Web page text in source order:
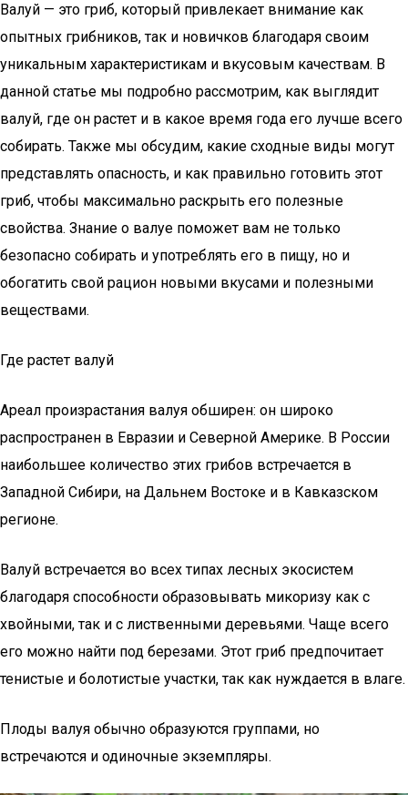
Валуй — это гриб, который привлекает внимание как
опытных грибников, так и новичков благодаря своим
уникальным характеристикам и вкусовым качествам. В
данной статье мы подробно рассмотрим, как выглядит
валуй, где он растет и в какое время года его лучше всего
собирать. Также мы обсудим, какие сходные виды могут
представлять опасность, и как правильно готовить этот
гриб, чтобы максимально раскрыть его полезные
свойства. Знание о валуе поможет вам не только
безопасно собирать и употреблять его в пищу, но и
обогатить свой рацион новыми вкусами и полезными
веществами.
Где растет валуй
Ареал произрастания валуя обширен: он широко
распространен в Евразии и Северной Америке. В России
наибольшее количество этих грибов встречается в
Западной Сибири, на Дальнем Востоке и в Кавказском
регионе.
Валуй встречается во всех типах лесных экосистем
благодаря способности образовывать микоризу как с
хвойными, так и с лиственными деревьями. Чаще всего
его можно найти под березами. Этот гриб предпочитает
тенистые и болотистые участки, так как нуждается в влаге.
Плоды валуя обычно образуются группами, но
встречаются и одиночные экземпляры.